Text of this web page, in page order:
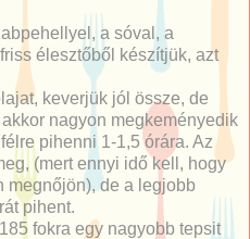
a sóval, a
élesztőből készítjük, azt
keverjük jól össze, de
nagyon megkeményedik
pihenni 1-1,5 órára. Az
(mert ennyi idő kell, hogy
megnőjön), de a legjobb
pihent.
fokra egy nagyobb tepsit